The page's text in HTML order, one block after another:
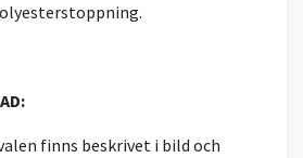
finns beskrivet i bild och